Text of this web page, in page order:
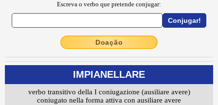
Escreva o verbo que pretende conjugar:
Doação
IMPIANELLARE
verbo transitivo della I coniugazione (ausiliare avere)
coniugato nella forma attiva con ausiliare avere